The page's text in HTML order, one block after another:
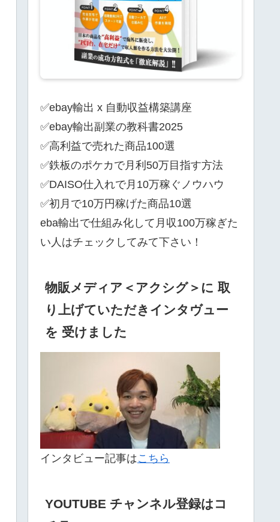
✅ebay輸出 x 自動収益構築講座
✅ebay輸出副業の教科書2025
✅高利益で売れた商品100選
✅鉄板のポケカで月利50万目指す方法
✅DAISO仕入れで月10万稼ぐノウハウ
✅初月で10万円稼げた商品10選
eba輸出で仕組み化して月収100万稼ぎた
い人はチェックしてみて下さい！
物販メディア＜アクシグ＞に 取
り上げていただきインタヴュー
を 受けました
インタビュー記事はこちら
YOUTUBE チャンネル登録はコ